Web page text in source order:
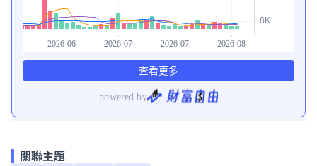
關聯主題